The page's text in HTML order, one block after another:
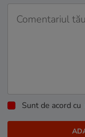
Sunt de acord cu